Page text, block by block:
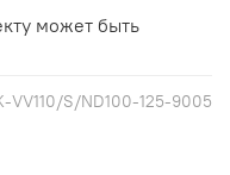
VV110/S/ND100-125-9005
может быть